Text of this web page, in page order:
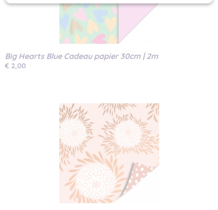
Big Hearts Blue Cadeau papier 30cm | 2m
€ 2,00